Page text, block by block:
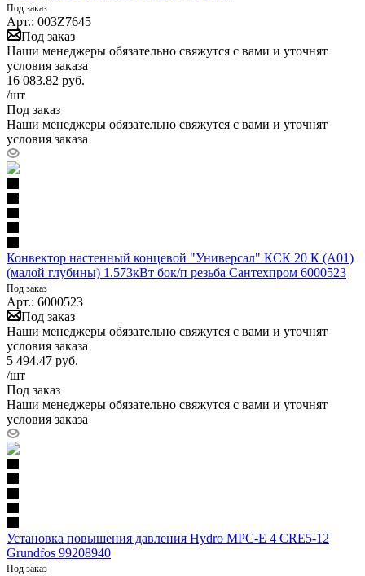
Под заказ
Арт.: 003Z7645
Под заказ
Наши менеджеры обязательно свяжутся с вами и уточнят
условия заказа
16 083.82 руб.
/шт
Под заказ
Наши менеджеры обязательно свяжутся с вами и уточнят
условия заказа
Конвектор настенный концевой "Универсал" КСК 20 К (А01)
(малой глубины) 1.573кВт бок/п резьба Сантехпром 6000523
Под заказ
Арт.: 6000523
Под заказ
Наши менеджеры обязательно свяжутся с вами и уточнят
условия заказа
5 494.47 руб.
/шт
Под заказ
Наши менеджеры обязательно свяжутся с вами и уточнят
условия заказа
Установка повышения давления Hydro MPC-E 4 CRE5-12
Grundfos 99208940
Под заказ